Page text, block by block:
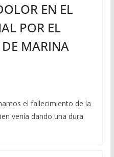
EN EL
POR EL
MARINA
el fallecimiento de la
venía dando una dura